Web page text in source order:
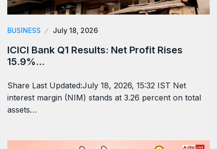
BUSINESS July 18, 2026
ICICI Bank Q1 Results: Net Profit Rises
15.9%…
Share Last Updated:July 18, 2026, 15:32 IST Net
interest margin (NIM) stands at 3.26 percent on total
assets…